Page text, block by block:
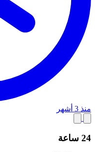
منذ 3 أشهر
24 ساعة